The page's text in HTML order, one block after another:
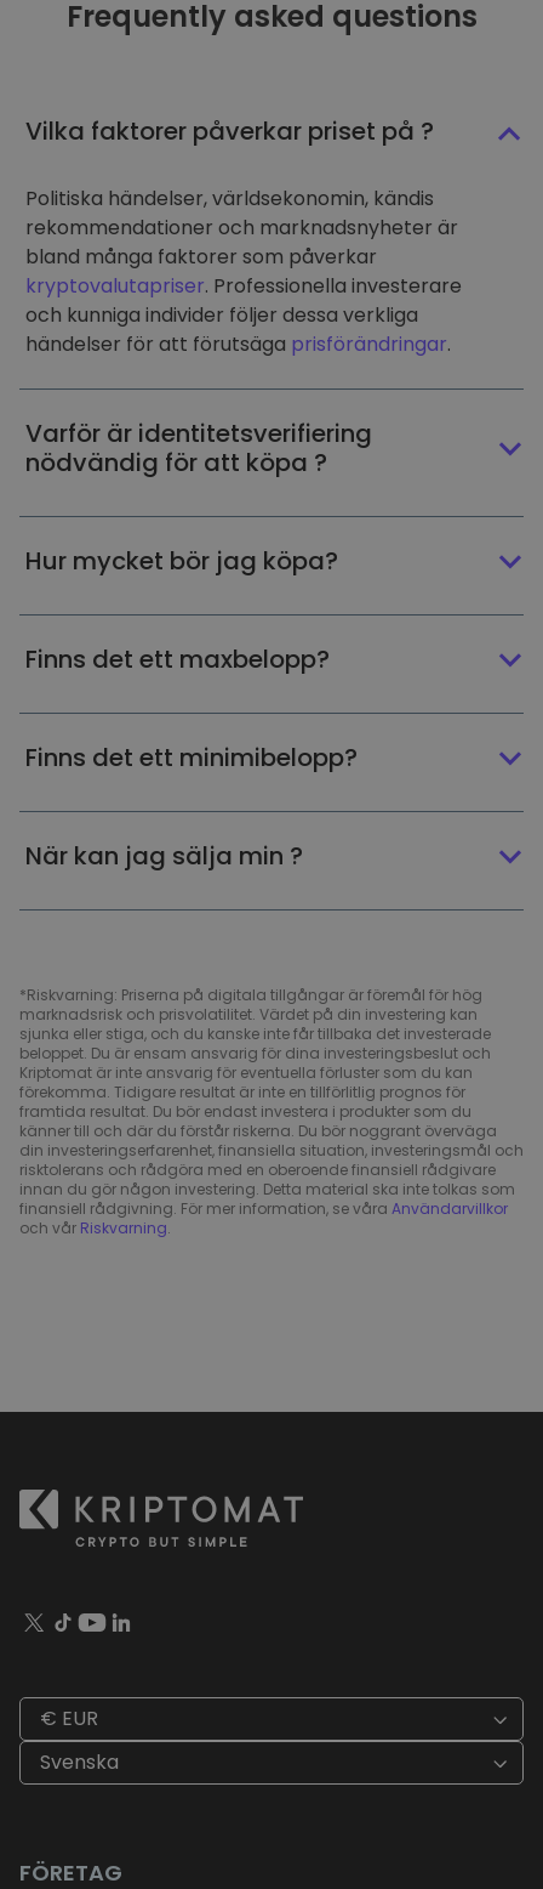
Frequently asked questions
Vilka faktorer påverkar priset på ?
Politiska händelser, världsekonomin, kändis
rekommendationer och marknadsnyheter är
bland många faktorer som påverkar
kryptovalutapriser. Professionella investerare
och kunniga individer följer dessa verkliga
händelser för att förutsäga prisförändringar.
Varför är identitetsverifiering
nödvändig för att köpa ?
Hur mycket bör jag köpa?
Finns det ett maxbelopp?
Finns det ett minimibelopp?
När kan jag sälja min ?
*Riskvarning: Priserna på digitala tillgångar är föremål för hög
marknadsrisk och prisvolatilitet. Värdet på din investering kan
sjunka eller stiga, och du kanske inte får tillbaka det investerade
beloppet. Du är ensam ansvarig för dina investeringsbeslut och
Kriptomat är inte ansvarig för eventuella förluster som du kan
förekomma. Tidigare resultat är inte en tillförlitlig prognos för
framtida resultat. Du bör endast investera i produkter som du
känner till och där du förstår riskerna. Du bör noggrant överväga
din investeringserfarenhet, finansiella situation, investeringsmål och
risktolerans och rådgöra med en oberoende finansiell rådgivare
innan du gör någon investering. Detta material ska inte tolkas som
finansiell rådgivning. För mer information, se våra Användarvillkor
och vår Riskvarning.
€ EUR
Svenska
FÖRETAG